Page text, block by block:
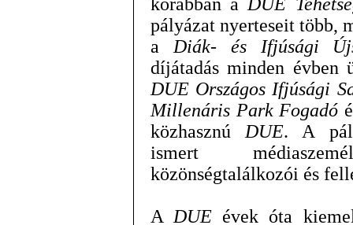
pályázat nyerteseit több,
a Diák- és Ifjúsági
díjátadás minden évben
DUE Országos Ifjúsági
Millenáris Park Fogadó
közhasznú DUE. A
ismert
közönségtalálkozói és
A DUE évek óta